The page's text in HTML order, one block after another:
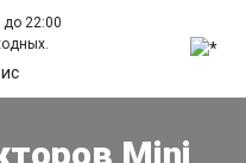
до 22:00
Mini